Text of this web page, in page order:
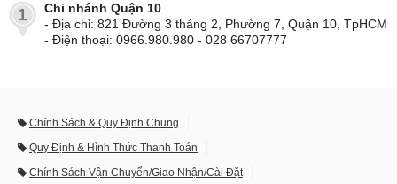
1
Chi nhánh Quận 10
- Địa chỉ: 821 Đường 3 tháng 2, Phường 7, Quận 10, TpHCM
- Điện thoại: 0966.980.980 - 028 66707777
Chính Sách & Quy Định Chung
Quy Định & Hình Thức Thanh Toán
Chính Sách Vận Chuyển/Giao Nhận/Cài Đặt